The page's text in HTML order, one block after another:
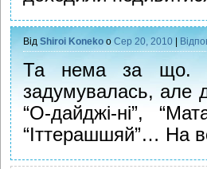
Від Shiroi Koneko о Сер 20, 2010
Та нема за що.
задумувалась, але
“О-дайджі-ні”,
“Іттерашшяй”… На